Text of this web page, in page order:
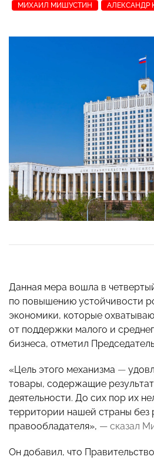
МИХАИЛ МИШУСТИН АЛЕКСАНДР
Данная мера вошла в
по повышению устойчивости
экономики, которые
от поддержки малого и
бизнеса, отметил
«Цель этого механизма —
товары, содержащие
деятельности. До сих пор их
территории нашей страны без
правообладателя», — сказал
Он добавил, что